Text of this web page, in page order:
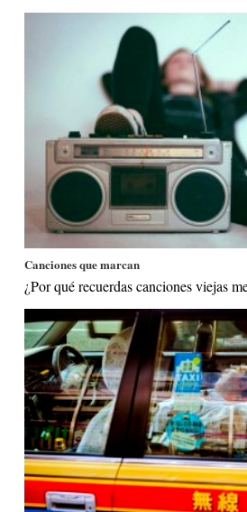
Canciones que marcan
¿Por qué recuerdas canciones viejas